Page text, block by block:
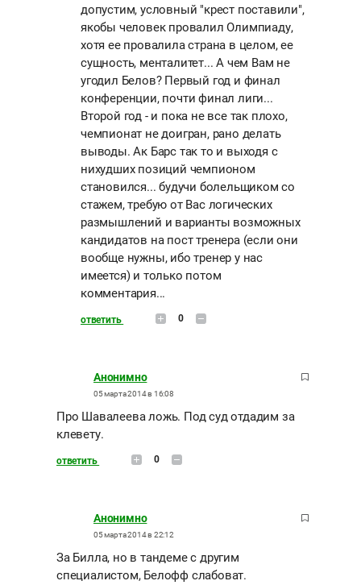
допустим, условный "крест поставили",
якобы человек провалил Олимпиаду,
хотя ее провалила страна в целом, ее
сущность, менталитет... А чем Вам не
угодил Белов? Первый год и финал
конференции, почти финал лиги...
Второй год - и пока не все так плохо,
чемпионат не доигран, рано делать
выводы. Ак Барс так то и выходя с
нихудших позиций чемпионом
становился... будучи болельщиком со
стажем, требую от Вас логических
размышлений и варианты возможных
кандидатов на пост тренера (если они
вообще нужны, ибо тренер у нас
имеется) и только потом
комментария...
ответить 0
Анонимно
05 марта 2014 в 16:08
Про Шавалеева ложь. Под суд отдадим за
клевету.
ответить 0
Анонимно
05 марта 2014 в 22:12
За Билла, но в тандеме с другим
специалистом, Белофф слабоват.